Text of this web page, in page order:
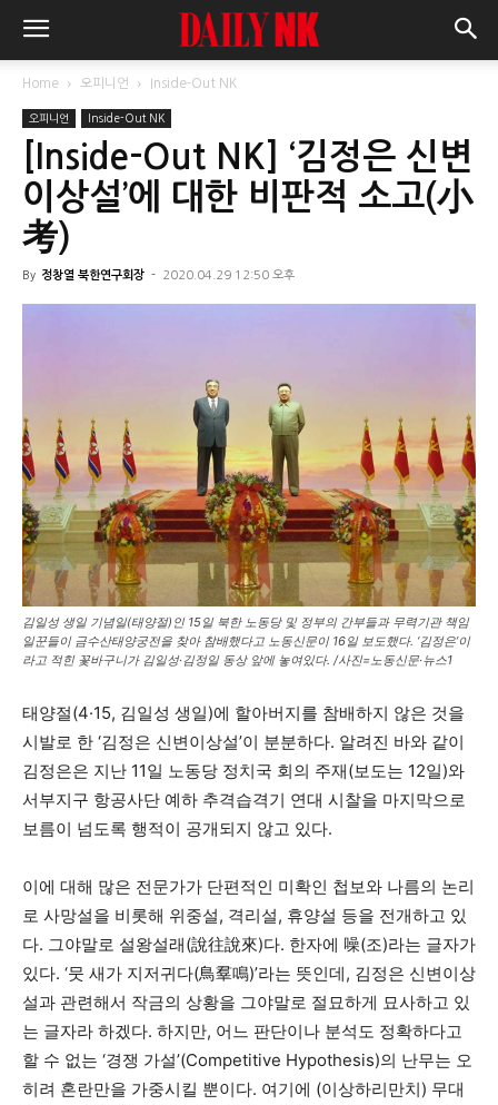
Home 오피니언 Inside-Out NK
오피니언 Inside-Out NK
[Inside-Out NK] ‘김정은 신변
이상설’에 대한 비판적 소고(小
考)
By 정창열 북한연구회장 - 2020.04.29 12:50 오후
김일성 생일 기념일(태양절)인 15일 북한 노동당 및 정부의 간부들과 무력기관 책임
일꾼들이 금수산태양궁전을 찾아 참배했다고 노동신문이 16일 보도했다. ‘김정은’이
라고 적힌 꽃바구니가 김일성·김정일 동상 앞에 놓여있다. /사진=노동신문·뉴스1
태양절(4·15, 김일성 생일)에 할아버지를 참배하지 않은 것을
시발로 한 ‘김정은 신변이상설’이 분분하다. 알려진 바와 같이
김정은은 지난 11일 노동당 정치국 회의 주재(보도는 12일)와
서부지구 항공사단 예하 추격습격기 연대 시찰을 마지막으로
보름이 넘도록 행적이 공개되지 않고 있다.
이에 대해 많은 전문가가 단편적인 미확인 첩보와 나름의 논리
로 사망설을 비롯해 위중설, 격리설, 휴양설 등을 전개하고 있
다. 그야말로 설왕설래(說往說來)다. 한자에 噪(조)라는 글자가
있다. ‘뭇 새가 지저귀다(鳥羣鳴)’라는 뜻인데, 김정은 신변이상
설과 관련해서 작금의 상황을 그야말로 절묘하게 묘사하고 있
는 글자라 하겠다. 하지만, 어느 판단이나 분석도 정확하다고
할 수 없는 ‘경쟁 가설’(Competitive Hypothesis)의 난무는 오
히려 혼란만을 가중시킬 뿐이다. 여기에 (이상하리만치) 무대